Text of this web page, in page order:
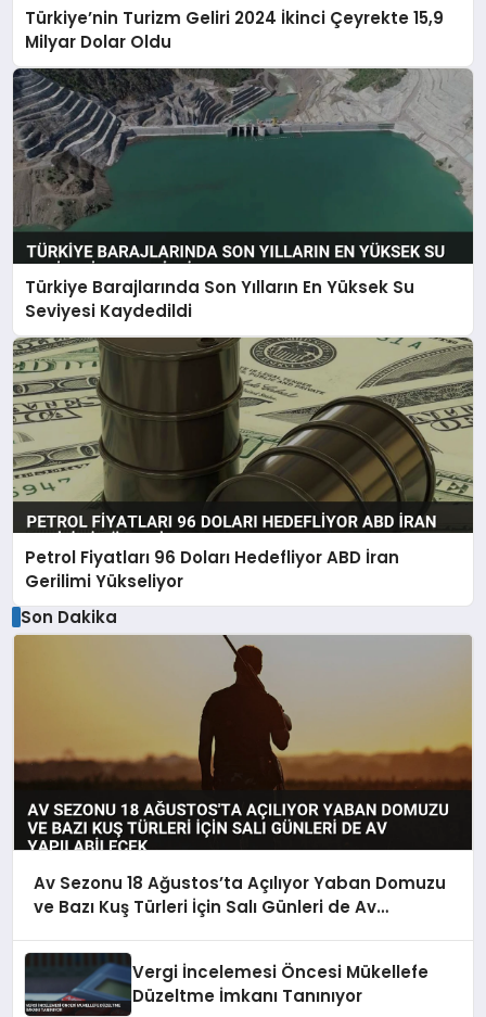
Türkiye’nin Turizm Geliri 2024 İkinci Çeyrekte 15,9
Milyar Dolar Oldu
Türkiye Barajlarında Son Yılların En Yüksek Su
Seviyesi Kaydedildi
Petrol Fiyatları 96 Doları Hedefliyor ABD İran
Gerilimi Yükseliyor
Son Dakika
Av Sezonu 18 Ağustos’ta Açılıyor Yaban Domuzu
ve Bazı Kuş Türleri İçin Salı Günleri de Av
Vergi İncelemesi Öncesi Mükellefe
Düzeltme İmkanı Tanınıyor